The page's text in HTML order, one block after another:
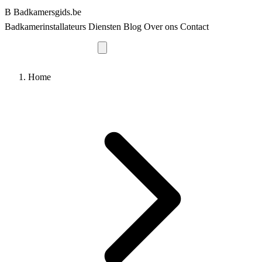
B Badkamersgids.be
Badkamerinstallateurs Diensten Blog Over ons Contact
Home